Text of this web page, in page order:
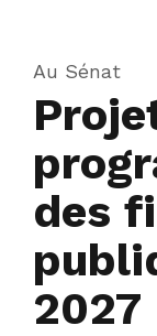
Au Sénat
des
2027